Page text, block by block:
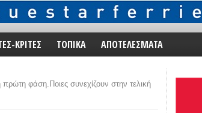
ΚΡΙΤΕΣ ΤΟΠΙΚΑ ΑΠΟΤΕΛΕΣΜΑΤΑ
φάση.Ποιες συνεχίζουν στην τελική